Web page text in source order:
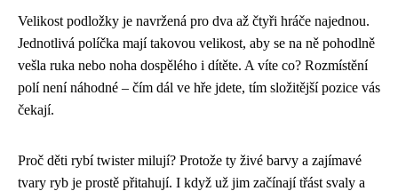
Velikost podložky je navržená pro dva až čtyři hráče najednou.
Jednotlivá políčka mají takovou velikost, aby se na ně pohodlně
vešla ruka nebo noha dospělého i dítěte. A víte co? Rozmístění
polí není náhodné – čím dál ve hře jdete, tím složitější pozice vás
čekají.
Proč děti rybí twister milují? Protože ty živé barvy a zajímavé
tvary ryb je prostě přitahují. I když už jim začínají třást svaly a